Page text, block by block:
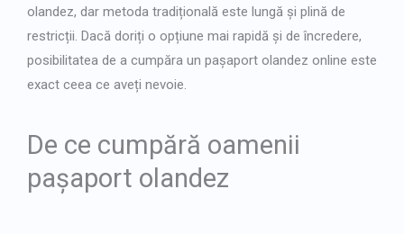
olandez, dar metoda tradițională este lungă și plină de
restricții. Dacă doriți o opțiune mai rapidă și de încredere,
posibilitatea de a cumpăra un pașaport olandez online este
exact ceea ce aveți nevoie.
De ce cumpără oamenii
pașaport olandez
Swedish